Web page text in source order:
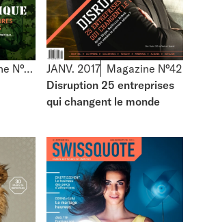
Magazine N°43
JANV. 2017 Magazine N°42
Disruption 25 entreprises
qui changent le monde